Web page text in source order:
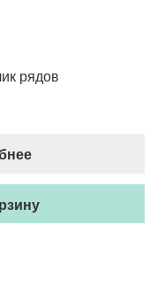
рядов